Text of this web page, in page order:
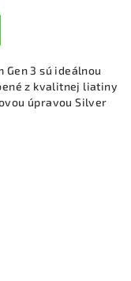
Gen 3 sú ideálnou
z kvalitnej liatiny
úpravou Silver